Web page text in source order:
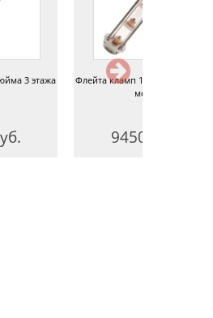
3 этажа
Флейта кламп 1,5 дюйма 4
медь
9450 руб.